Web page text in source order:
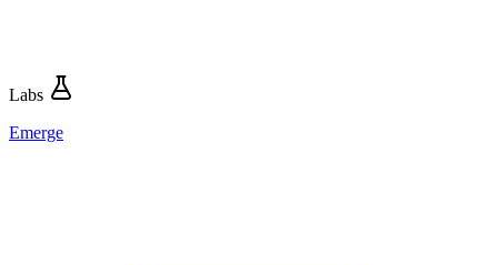
Labs
Emerge